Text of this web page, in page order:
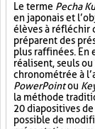
Le terme Pecha
en japonais et
élèves à réfléchir
préparent des
plus raffinées. En
réalisent, seuls
chronométrée à
PowerPointou
la méthode
20 diapositives
possible de